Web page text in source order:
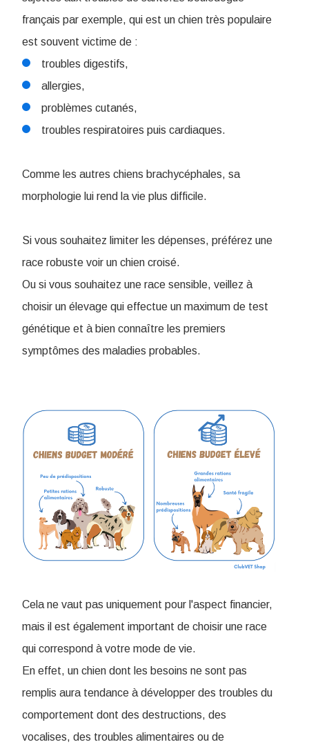
français par exemple, qui est un chien très populaire
est souvent victime de :
troubles digestifs,
allergies,
problèmes cutanés,
troubles respiratoires puis cardiaques.
Comme les autres chiens brachycéphales, sa
morphologie lui rend la vie plus difficile.
Si vous souhaitez limiter les dépenses, préférez une
race robuste voir un chien croisé.
Ou si vous souhaitez une race sensible, veillez à
choisir un élevage qui effectue un maximum de test
génétique et à bien connaître les premiers
symptômes des maladies probables.
Cela ne vaut pas uniquement pour l'aspect financier,
mais il est également important de choisir une race
qui correspond à votre mode de vie.
En effet, un chien dont les besoins ne sont pas
remplis aura tendance à développer des troubles du
comportement dont des destructions, des
vocalises, des troubles alimentaires ou de